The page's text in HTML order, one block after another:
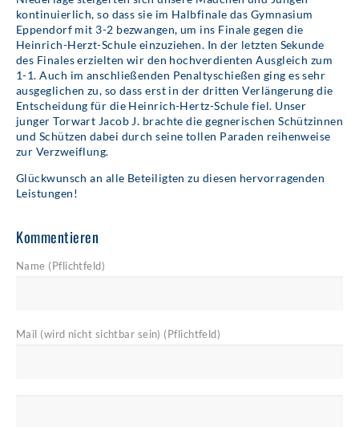
kontinuierlich, so dass sie im Halbfinale das Gymnasium
Eppendorf mit 3-2 bezwangen, um ins Finale gegen die
Heinrich-Herzt-Schule einzuziehen. In der letzten Sekunde
des Finales erzielten wir den hochverdienten Ausgleich zum
1-1. Auch im anschließenden Penaltyschießen ging es sehr
ausgeglichen zu, so dass erst in der dritten Verlängerung die
Entscheidung für die Heinrich-Hertz-Schule fiel. Unser
junger Torwart Jacob J. brachte die gegnerischen Schützinnen
und Schützen dabei durch seine tollen Paraden reihenweise
zur Verzweiflung.
Glückwunsch an alle Beteiligten zu diesen hervorragenden
Leistungen!
Kommentieren
Name (Pflichtfeld)
Mail (wird nicht sichtbar sein) (Pflichtfeld)